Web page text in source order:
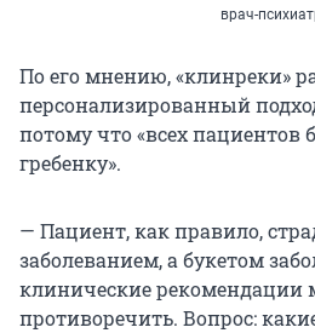
врач-
По его мнению, «клинреки»
персонализированный
потому что «всех пациентов
гребенку».
— Пациент, как правило,
заболеванием, а букетом
клинические рекомендации
противоречить. Вопрос: